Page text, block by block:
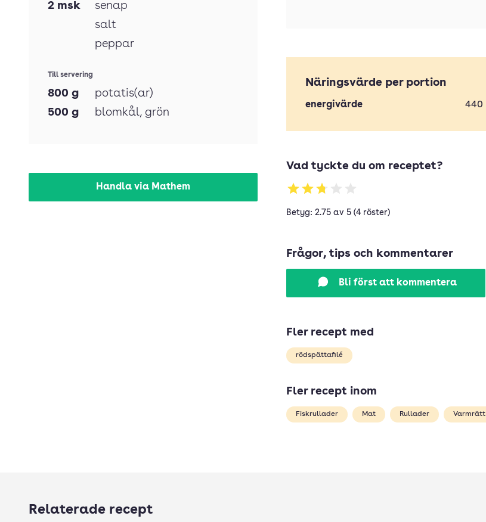
2 msk
senap
salt
peppar
Till servering
800 g
potatis(ar)
500 g blomkål, grön
Handla via Mathem
Näringsvärde per portion
energivärde 440
Vad tyckte du om receptet?
Betyg: 2.75 av 5 (4 röster)
Frågor, tips och kommentarer
Bli först att kommentera
Fler recept med
rödspättafilé
Fler recept inom
Fiskrullader Mat Rullader Varmrätt
Relaterade recept